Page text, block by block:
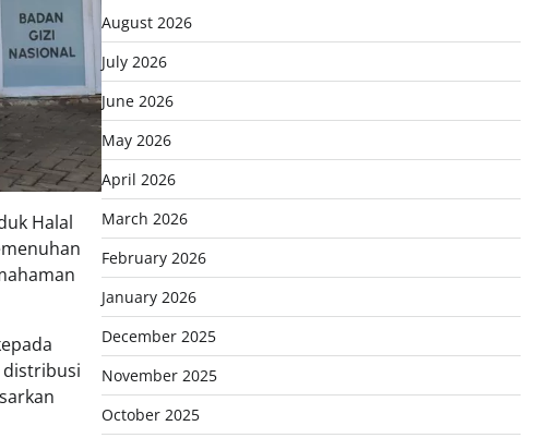
Halal
distribusi
August 2026
July 2026
June 2026
May 2026
April 2026
March 2026
February 2026
January 2026
December 2025
November 2025
October 2025